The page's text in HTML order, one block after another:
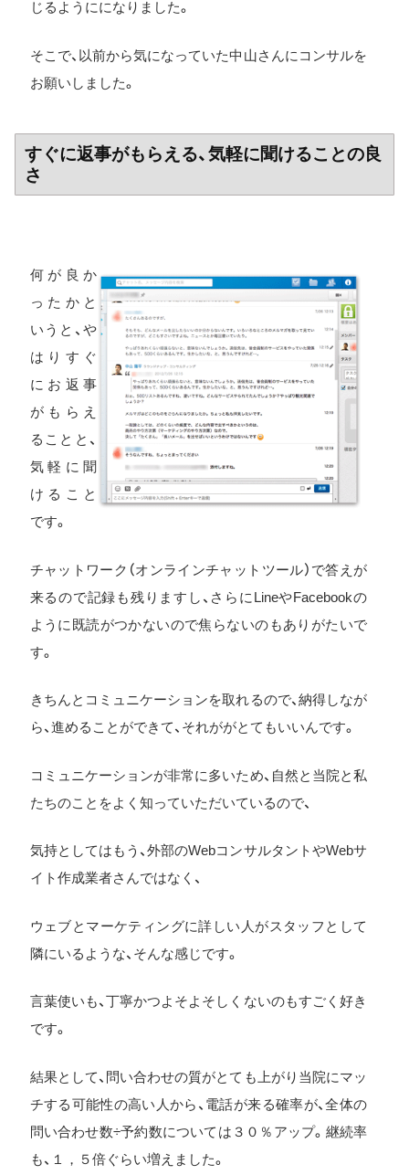
じるようにになりました。
そこで、以前から気になっていた中山さんにコンサルを
お願いしました。
すぐに返事がもらえる、気軽に聞けることの良
さ
何が良か
ったかと
いうと、や
はりすぐ
にお返事
がもらえ
ることと、
気軽に聞
けること
です。
チャットワーク（オンラインチャットツール）で答えが
来るので記録も残りますし、さらにLineやFacebookの
ように既読がつかないので焦らないのもありがたいで
す。
きちんとコミュニケーションを取れるので、納得しなが
ら、進めることができて、それががとてもいいんです。
コミュニケーションが非常に多いため、自然と当院と私
たちのことをよく知っていただいているので、
気持としてはもう、外部のWebコンサルタントやWebサ
イト作成業者さんではなく、
ウェブとマーケティングに詳しい人がスタッフとして
隣にいるような、そんな感じです。
言葉使いも、丁寧かつよそよそしくないのもすごく好き
です。
結果として、問い合わせの質がとても上がり当院にマッ
チする可能性の高い人から、電話が来る確率が、全体の
問い合わせ数÷予約数については３０％アップ。継続率
も、１，５倍ぐらい増えました。